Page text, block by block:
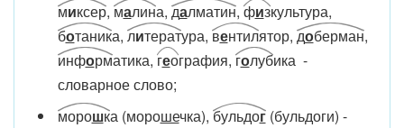
миксер, малина, далматин, физкультура,
ботаника, литература, вентилятор, доберман,
информатика, география, голубика -
словарное слово;
морошка (морошечка), бульдог(бульдоги) -